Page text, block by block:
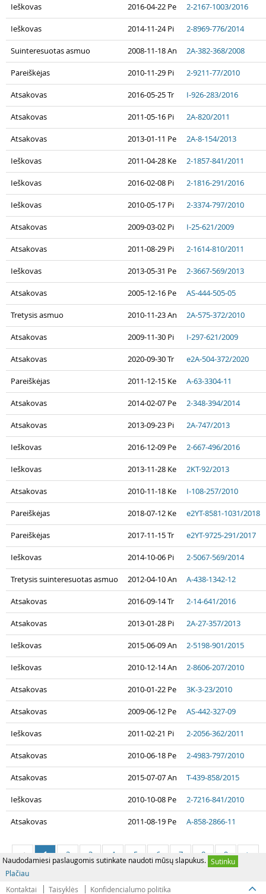
Naudodamiesi paslaugomis sutinkate naudoti mūsų slapukus. Sutinku
Plačiau
Ieškovas 2016-04-22 Pe 2-2167-1003/2016
Ieškovas 2014-11-24 Pi 2-8969-776/2014
Suinteresuotas asmuo 2008-11-18 An 2A-382-368/2008
Pareiškėjas 2010-11-29 Pi 2-9211-77/2010
Atsakovas 2016-05-25 Tr I-926-283/2016
Atsakovas 2011-05-16 Pi 2A-820/2011
Atsakovas 2013-01-11 Pe 2A-8-154/2013
Ieškovas 2011-04-28 Ke 2-1857-841/2011
Ieškovas 2016-02-08 Pi 2-1816-291/2016
Ieškovas 2010-05-17 Pi 2-3374-797/2010
Atsakovas 2009-03-02 Pi I-25-621/2009
Atsakovas 2011-08-29 Pi 2-1614-810/2011
Ieškovas 2013-05-31 Pe 2-3667-569/2013
Atsakovas 2005-12-16 Pe AS-444-505-05
Tretysis asmuo 2010-11-23 An 2A-575-372/2010
Atsakovas 2009-11-30 Pi I-297-621/2009
Atsakovas 2020-09-30 Tr e2A-504-372/2020
Pareiškėjas 2011-12-15 Ke A-63-3304-11
Atsakovas 2014-02-07 Pe 2-348-394/2014
Atsakovas 2013-09-23 Pi 2A-747/2013
Ieškovas 2016-12-09 Pe 2-667-496/2016
Ieškovas 2013-11-28 Ke 2KT-92/2013
Atsakovas 2010-11-18 Ke I-108-257/2010
Pareiškėjas 2018-07-12 Ke e2YT-8581-1031/2018
Pareiškėjas 2017-11-15 Tr e2YT-9725-291/2017
Ieškovas 2014-10-06 Pi 2-5067-569/2014
Tretysis suinteresuotas asmuo 2012-04-10 An A-438-1342-12
Atsakovas 2016-09-14 Tr 2-14-641/2016
Atsakovas 2013-01-28 Pi 2A-27-357/2013
Ieškovas 2015-06-09 An 2-5198-901/2015
Ieškovas 2010-12-14 An 2-8606-207/2010
Atsakovas 2010-01-22 Pe 3K-3-23/2010
Atsakovas 2009-06-12 Pe AS-442-327-09
Ieškovas 2011-02-21 Pi 2-2056-362/2011
Atsakovas 2010-06-18 Pe 2-4983-797/2010
Atsakovas 2015-07-07 An T-439-858/2015
Ieškovas 2010-10-08 Pe 2-7216-841/2010
Atsakovas 2011-08-19 Pe A-858-2866-11
< 1 2 3 4 5 6 7 8 9 >
Kontaktai Taisyklės Konfidencialumo politika